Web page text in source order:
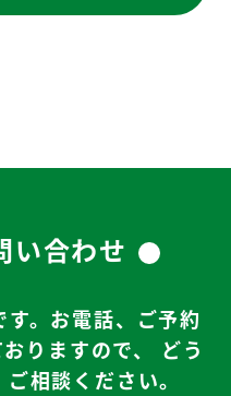
い合わせ
。お電話、ご予約
りますので、
どう
相談ください。